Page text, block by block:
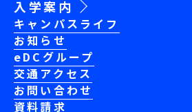
入学案内
キャンパスライフ
お知らせ
eDCグループ
交通アクセス
お問い合わせ
資料請求